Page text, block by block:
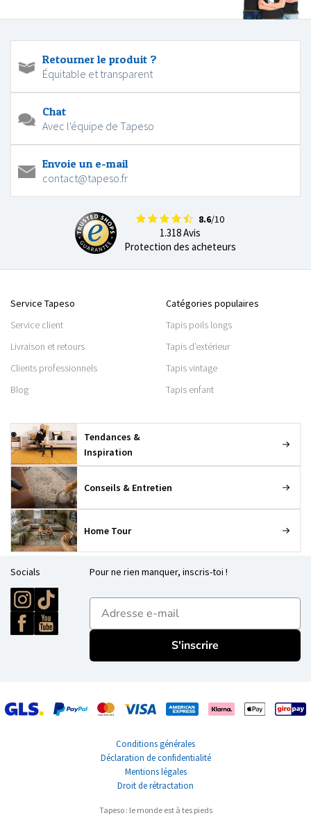
Retourner le produit ?
Équitable et transparent
Chat
Avec l'équipe de Tapeso
Envoie un e-mail
contact@tapeso.fr
8.6/10
1.318 Avis
Protection des acheteurs
Service Tapeso
Service client
Livraison et retours
Clients professionnels
Blog
Catégories populaires
Tapis poils longs
Tapis d’extérieur
Tapis vintage
Tapis enfant
Tendances &
Inspiration
Conseils & Entretien
Home Tour
Socials Pour ne rien manquer, inscris-toi !
E-mailadres
S'inscrire
Conditions générales
Déclaration de confidentialité
Mentions légales
Droit de rétractation
Tapeso : le monde est à tes pieds